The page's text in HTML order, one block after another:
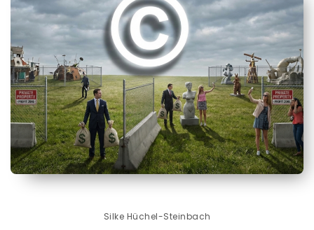
Silke Hüchel-Steinbach